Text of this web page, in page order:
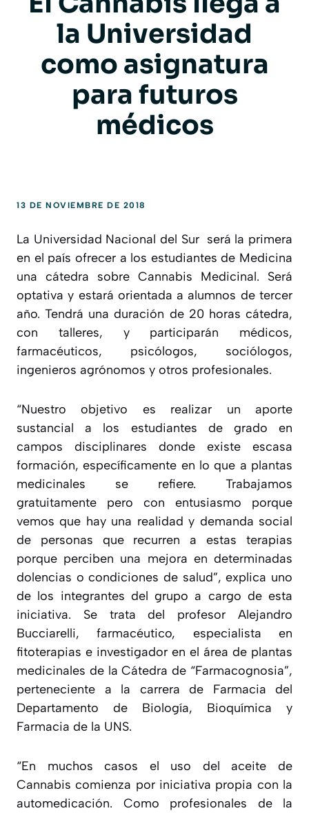
la Universidad
como asignatura
para futuros
médicos
13 DE NOVIEMBRE DE 2018
La Universidad Nacional del Sur será la primera
en el país ofrecer a los estudiantes de Medicina
una cátedra sobre Cannabis Medicinal. Será
optativa y estará orientada a alumnos de tercer
año. Tendrá una duración de 20 horas cátedra,
con talleres, y participarán médicos,
farmacéuticos, psicólogos, sociólogos,
ingenieros agrónomos y otros profesionales.
“Nuestro objetivo es realizar un aporte
sustancial a los estudiantes de grado en
campos disciplinares donde existe escasa
formación, específicamente en lo que a plantas
medicinales se refiere. Trabajamos
gratuitamente pero con entusiasmo porque
vemos que hay una realidad y demanda social
de personas que recurren a estas terapias
porque perciben una mejora en determinadas
dolencias o condiciones de salud”, explica uno
de los integrantes del grupo a cargo de esta
iniciativa. Se trata del profesor Alejandro
Bucciarelli, farmacéutico, especialista en
fitoterapias e investigador en el área de plantas
medicinales de la Cátedra de “Farmacognosia”,
perteneciente a la carrera de Farmacia del
Departamento de Biología, Bioquímica y
Farmacia de la UNS.
“En muchos casos el uso del aceite de
Cannabis comienza por iniciativa propia con la
automedicación. Como profesionales de la